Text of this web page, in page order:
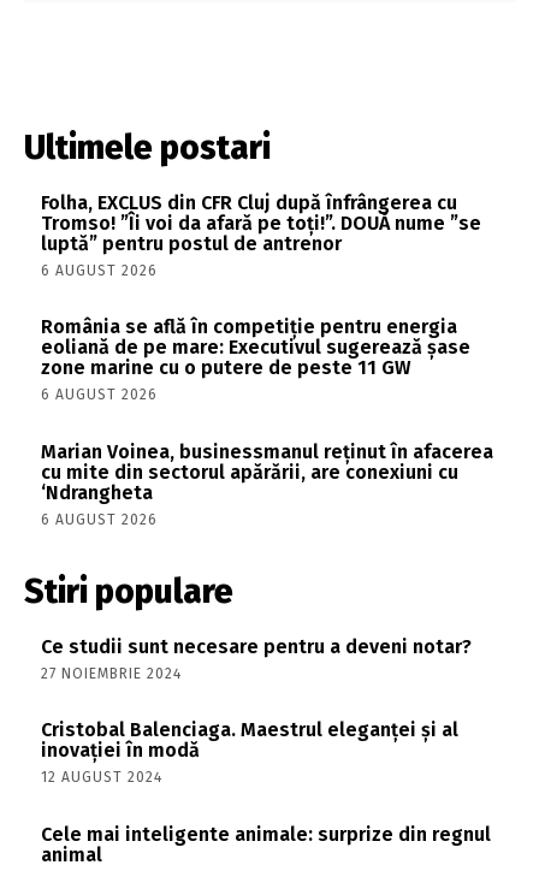
Ultimele postari
Folha, EXCLUS din CFR Cluj după înfrângerea cu
Tromso! ”Îi voi da afară pe toți!”. DOUĂ nume ”se
luptă” pentru postul de antrenor
6 AUGUST 2026
România se află în competiție pentru energia
eoliană de pe mare: Executivul sugerează șase
zone marine cu o putere de peste 11 GW
6 AUGUST 2026
Marian Voinea, businessmanul reținut în afacerea
cu mite din sectorul apărării, are conexiuni cu
‘Ndrangheta
6 AUGUST 2026
Stiri populare
Ce studii sunt necesare pentru a deveni notar?
27 NOIEMBRIE 2024
Cristobal Balenciaga. Maestrul eleganței și al
inovației în modă
12 AUGUST 2024
Cele mai inteligente animale: surprize din regnul
animal